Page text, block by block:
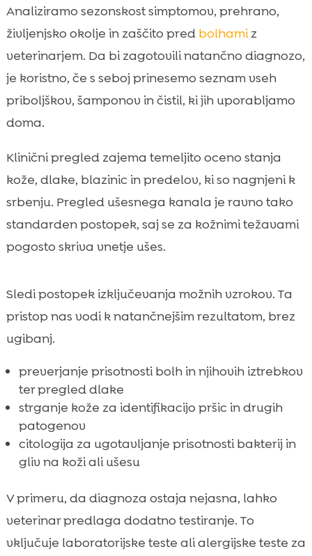
Analiziramo sezonskost simptomov, prehrano,
življenjsko okolje in zaščito pred bolhamiz
veterinarjem. Da bi zagotovili natančno diagnozo,
je koristno, če s seboj prinesemo seznam vseh
priboljškov, šamponov in čistil, ki jih uporabljamo
doma.
Klinični pregled zajema temeljito oceno stanja
kože, dlake, blazinic in predelov, ki so nagnjeni k
srbenju. Pregled ušesnega kanala je ravno tako
standarden postopek, saj se za kožnimi težavami
pogosto skriva vnetje ušes.
Sledi postopek izključevanja možnih vzrokov. Ta
pristop nas vodi k natančnejšim rezultatom, brez
ugibanj.
preverjanje prisotnosti bolh in njihovih iztrebkov
ter pregled dlake
strganje kože za identifikacijo pršic in drugih
patogenov
citologija za ugotavljanje prisotnosti bakterij in
gliv na koži ali ušesu
V primeru, da diagnoza ostaja nejasna, lahko
veterinar predlaga dodatno testiranje. To
vključuje laboratorijske teste ali alergijske teste za